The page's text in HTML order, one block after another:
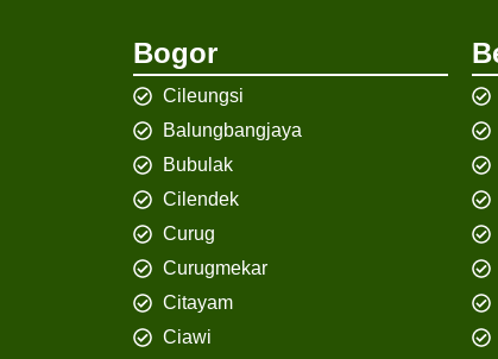
Bogor
Cileungsi
Balungbangjaya
Bubulak
Cilendek
Curug
Curugmekar
Citayam
Ciawi